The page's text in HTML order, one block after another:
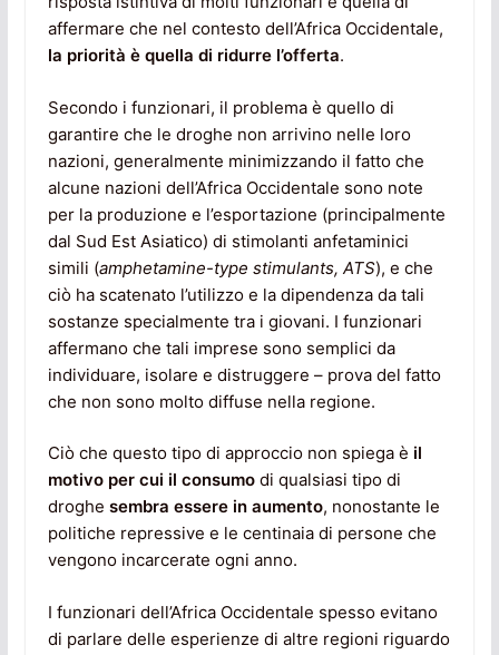
affermare che nel contesto dell’Africa Occidentale,
la priorità è quella di ridurre l’offerta.
Secondo i funzionari, il problema è quello di
garantire che le droghe non arrivino nelle loro
nazioni, generalmente minimizzando il fatto che
alcune nazioni dell’Africa Occidentale sono note
per la produzione e l’esportazione (principalmente
dal Sud Est Asiatico) di stimolanti anfetaminici
simili (amphetamine-type stimulants, ATS), e che
ciò ha scatenato l’utilizzo e la dipendenza da tali
sostanze specialmente tra i giovani. I funzionari
affermano che tali imprese sono semplici da
individuare, isolare e distruggere – prova del fatto
che non sono molto diffuse nella regione.
Ciò che questo tipo di approccio non spiega è il
motivo per cui il consumodi qualsiasi tipo di
droghe sembra essere in aumento, nonostante le
politiche repressive e le centinaia di persone che
vengono incarcerate ogni anno.
I funzionari dell’Africa Occidentale spesso evitano
di parlare delle esperienze di altre regioni riguardo